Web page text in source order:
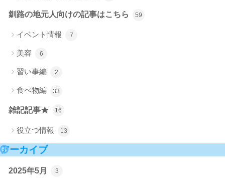
釧路の地元人向けの記事はこちら 59
イベント情報 7
美容 6
習い事編 2
食べ物編 33
雑記記事★ 16
役立つ情報 13
アーカイブ
2025年5月 3